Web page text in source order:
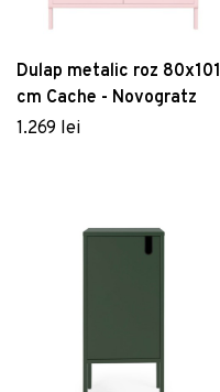
Dulap metalic roz 80x101
cm Cache - Novogratz
1.269 lei